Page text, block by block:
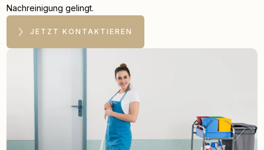
Nachreinigung gelingt.
JETZT KONTAKTIEREN